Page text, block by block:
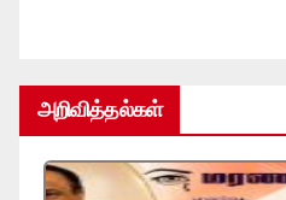
அறிவித்தல்கள்